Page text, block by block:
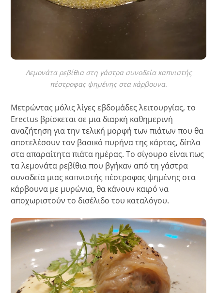
Λεμονάτα ρεβίθια στη γάστρα συνοδεία καπνιστής
πέστροφας ψημένης στα κάρβουνα.
Μετρώντας μόλις λίγες εβδομάδες λειτουργίας, το
Erectus βρίσκεται σε μια διαρκή καθημερινή
αναζήτηση για την τελική μορφή των πιάτων που θα
αποτελέσουν τον βασικό πυρήνα της κάρτας, δίπλα
στα απαραίτητα πιάτα ημέρας. Το σίγουρο είναι πως
τα λεμονάτα ρεβίθια που βγήκαν από τη γάστρα
συνοδεία μιας καπνιστής πέστροφας ψημένης στα
κάρβουνα με μυρώνια, θα κάνουν καιρό να
αποχωριστούν το δισέλιδο του καταλόγου.